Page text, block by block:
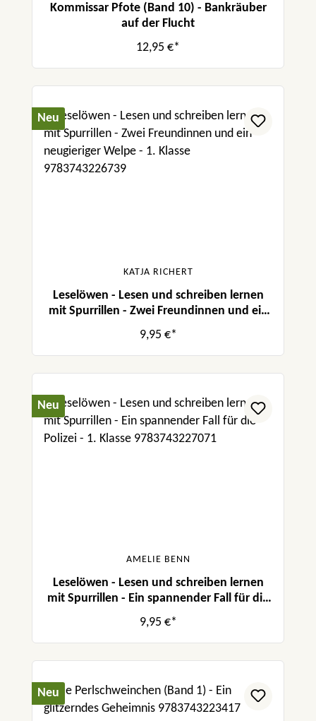
Kommissar Pfote (Band 10) - Bankräuber
auf der Flucht
12,95 €*
Neu
KATJA RICHERT
Leselöwen - Lesen und schreiben lernen
mit Spurrillen - Zwei Freundinnen und ein
neugieriger Welpe
9,95 €*
Neu
AMELIE BENN
Leselöwen - Lesen und schreiben lernen
mit Spurrillen - Ein spannender Fall für die
Polizei
9,95 €*
Neu